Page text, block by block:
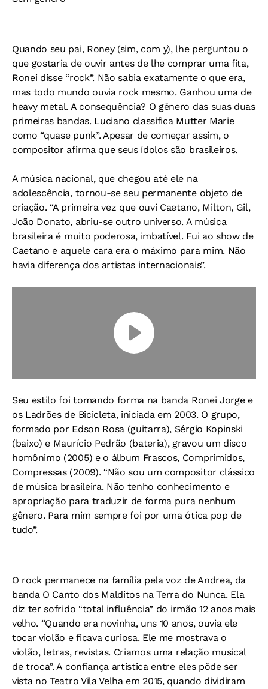
Quando seu pai, Roney (sim, com y), lhe perguntou o
que gostaria de ouvir antes de lhe comprar uma fita,
Ronei disse “rock”. Não sabia exatamente o que era,
mas todo mundo ouvia rock mesmo. Ganhou uma de
heavy metal. A consequência? O gênero das suas duas
primeiras bandas. Luciano classifica Mutter Marie
como “quase punk”. Apesar de começar assim, o
compositor afirma que seus ídolos são brasileiros.
A música nacional, que chegou até ele na
adolescência, tornou-se seu permanente objeto de
criação. “A primeira vez que ouvi Caetano, Milton, Gil,
João Donato, abriu-se outro universo. A música
brasileira é muito poderosa, imbatível. Fui ao show de
Caetano e aquele cara era o máximo para mim. Não
havia diferença dos artistas internacionais”.
Seu estilo foi tomando forma na banda Ronei Jorge e
os Ladrões de Bicicleta, iniciada em 2003. O grupo,
formado por Edson Rosa (guitarra), Sérgio Kopinski
(baixo) e Maurício Pedrão (bateria), gravou um disco
homônimo (2005) e o álbum Frascos, Comprimidos,
Compressas(2009). “Não sou um compositor clássico
de música brasileira. Não tenho conhecimento e
apropriação para traduzir de forma pura nenhum
gênero. Para mim sempre foi por uma ótica pop de
tudo”.
O rock permanece na família pela voz de Andrea, da
banda O Canto dos Malditos na Terra do Nunca. Ela
diz ter sofrido “total influência” do irmão 12 anos mais
velho. “Quando era novinha, uns 10 anos, ouvia ele
tocar violão e ficava curiosa. Ele me mostrava o
violão, letras, revistas. Criamos uma relação musical
de troca”. A confiança artística entre eles pôde ser
vista no Teatro Vila Velha em 2015, quando dividiram